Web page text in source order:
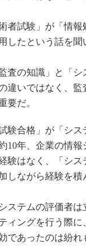
試験」が「情報
したという話を聞
の知識」と「シ
違いではなく、
要だ。
合格」が「シス
10年、企業の情
験はなく、「シ
しながら経験を積
テムの評価者は
ィングを行う際
であったのは紛